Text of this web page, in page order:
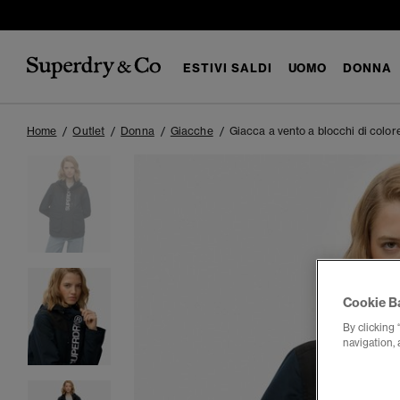
ESTIVI SALDI UOMO DONNA
Home Outlet Donna Giacche Giacca a vento a blocchi di
Cookie
By clicking
navigation,